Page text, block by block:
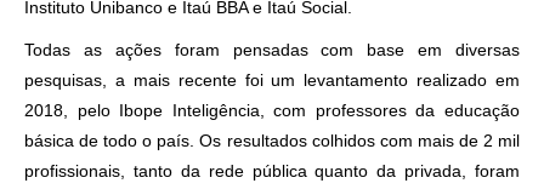
Instituto Unibanco e Itaú BBA e Itaú Social.
Todas as ações foram pensadas com base em diversas
pesquisas, a mais recente foi um levantamento realizado em
2018, pelo Ibope Inteligência, com professores da educação
básica de todo o país. Os resultados colhidos com mais de 2 mil
profissionais, tanto da rede pública quanto da privada, foram